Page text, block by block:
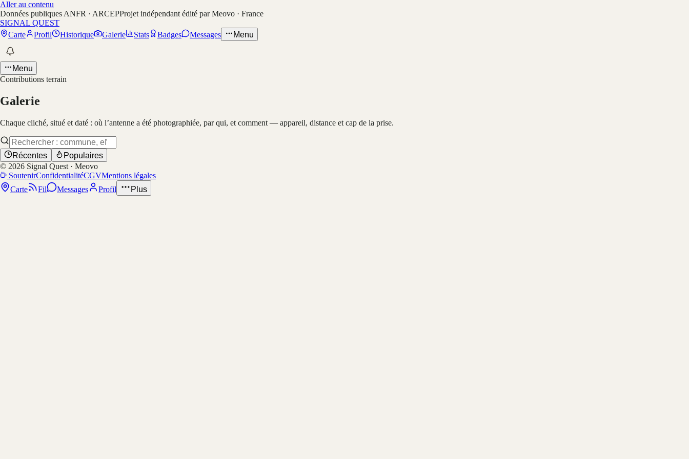
Aller au contenu
Données publiques ANFR · ARCEPProjet indépendant édité par Meovo · France
SIGNAL QUEST
Carte
Profil Historique Galerie Stats Badges Messages Menu
Menu
Contributions terrain
Galerie
Chaque cliché, situé et daté : où l’antenne a été photographiée, par qui, et comment — appareil, distance et cap de la prise.
Récentes
Populaires
© 2026 Signal Quest · Meovo
SoutenirConfidentialitéCGVMentions légales
Carte
Fil Messages Profil Plus